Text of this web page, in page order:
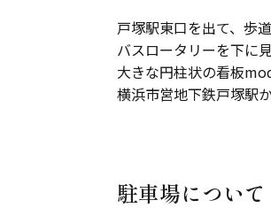
戸塚駅東口を出て、歩
バスロータリーを下に
大きな円柱状の看板
横浜市営地下鉄戸塚駅
駐車場について